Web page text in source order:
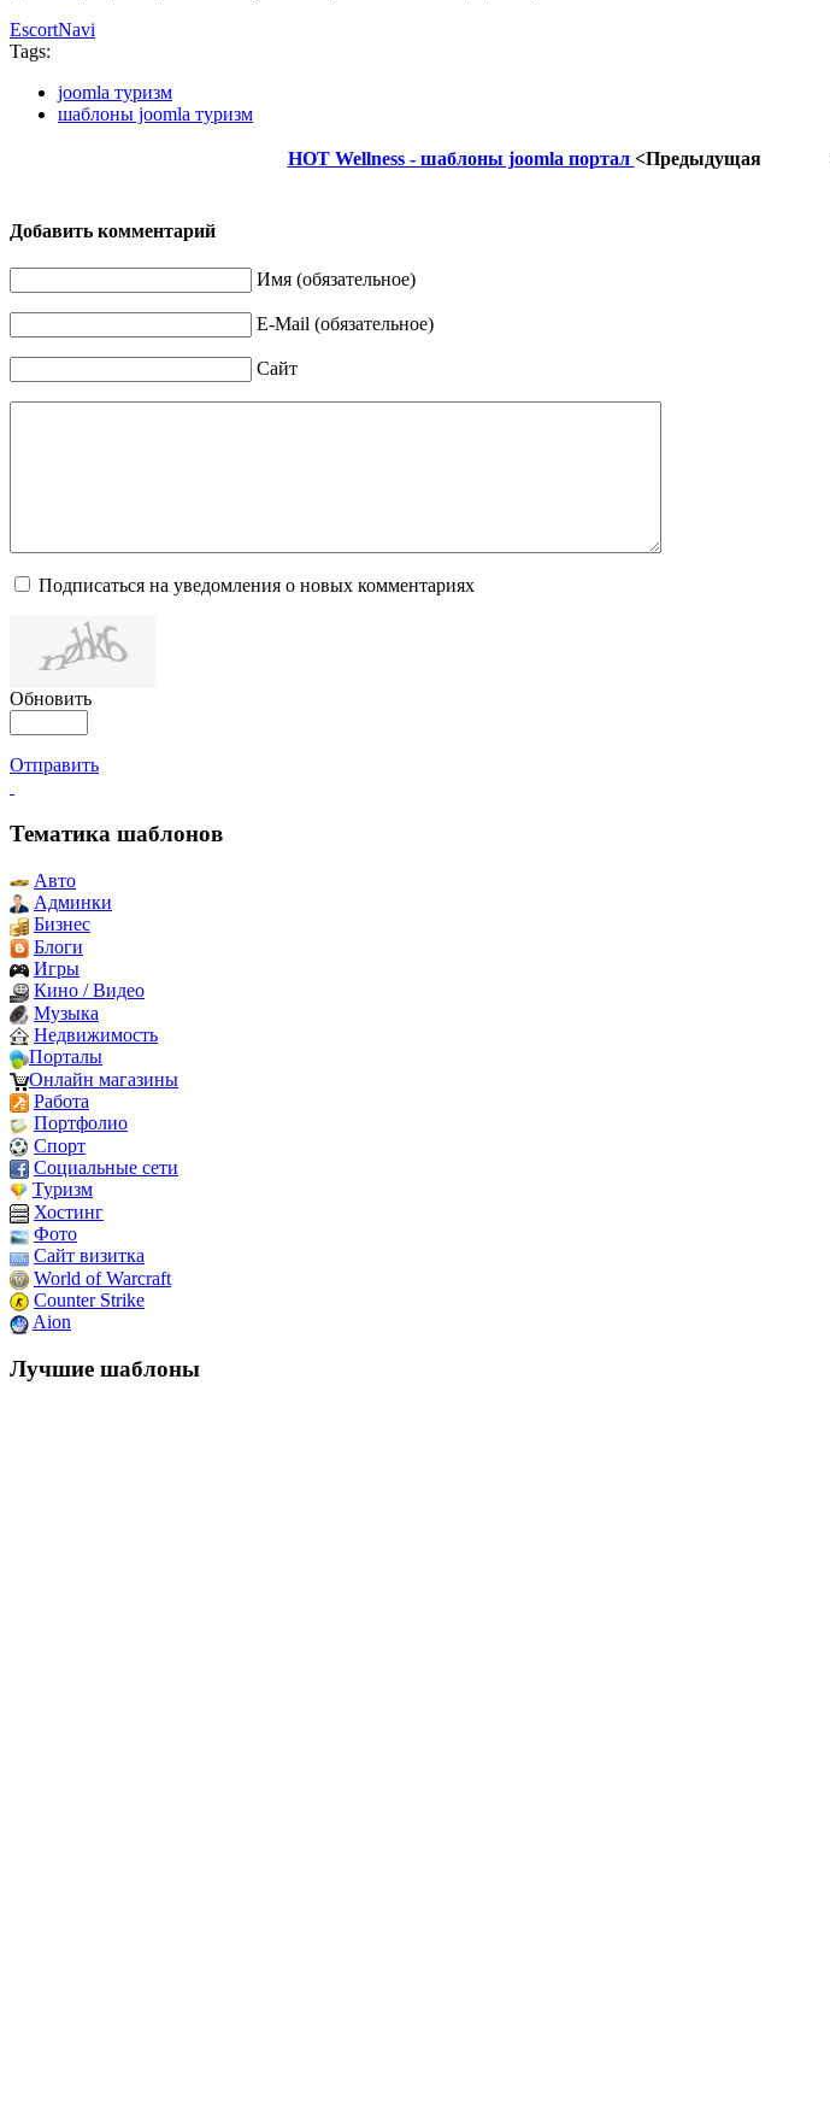
EscortNavi
Tags:
joomla туризм
шаблоны joomla туризм
HOT Wellness - шаблоны joomla портал <Предыдущая
Добавить комментарий
Имя (обязательное)
E-Mail (обязательное)
Сайт
Подписаться на уведомления о новых комментариях
Обновить
Отправить
Тематика шаблонов
Авто
Админки
Бизнес
Блоги
Игры
Кино / Видео
Музыка
Недвижимость
Порталы
Онлайн магазины
Работа
Портфолио
Спорт
Социальные сети
Туризм
Хостинг
Фото
Сайт визитка
World of Warcraft
Counter Strike
Aion
Лучшие шаблоны